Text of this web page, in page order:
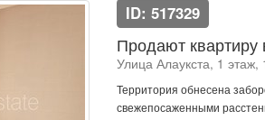
ID: 517329
Продают квартиру
Улица Алаукста, 1
Территория обнесена
свежепосаженными